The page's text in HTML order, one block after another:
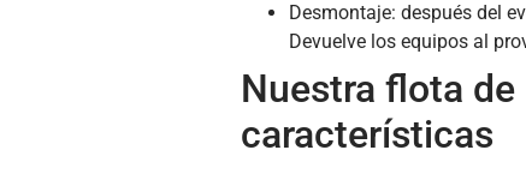
Desmontaje: después del
Devuelve los equipos al
Nuestra flota
características